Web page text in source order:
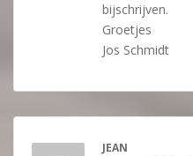
bijschrijven.
Groetjes
Jos Schmidt
JEAN